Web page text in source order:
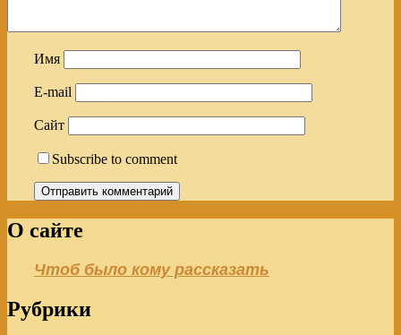
Имя
E-mail
Сайт
Subscribe to comment
О сайте
Чтоб было кому рассказать
Рубрики